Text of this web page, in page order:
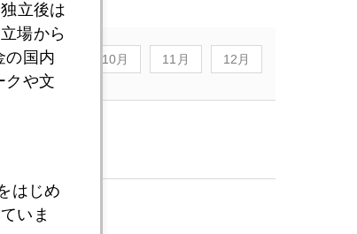
9月 10月 11月 12月
立後は
場から
の国内
クや文
はじめ
いま